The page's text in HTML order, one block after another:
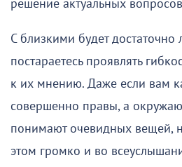
решение актуальных
С близкими будет достаточно
постараетесь проявлять
к их мнению. Даже если вам
совершенно правы, а
понимают очевидных вещей,
этом громко и во